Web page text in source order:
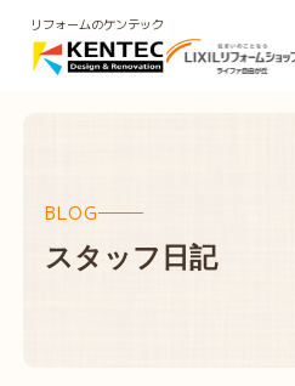
リフォームのケンテック
BLOG
スタッフ日記